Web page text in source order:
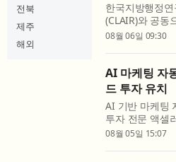
전북
제주
해외
한국지방행정
(CLAIR)와 공동
회의실에서 ‘제
08월 06일 09:30
AI 마케팅 자
드 투자 유치
AI 기반 마케팅
투자 전문 액셀
유치했다고 5일
08월 05일 15:07